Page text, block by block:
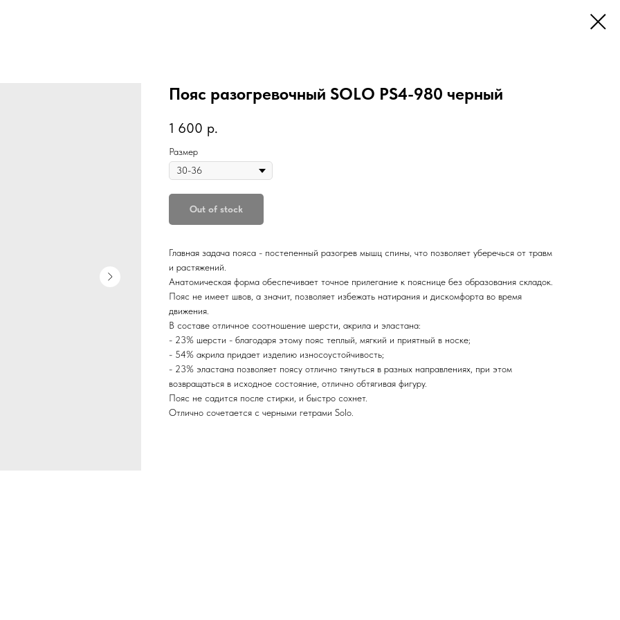
Пояс разогревочный SOLO PS4-980 черный
1 600 р.
Размер
Out of stock
Главная задача пояса - постепенный разогрев мышц спины, что позволяет уберечься от травм
и растяжений.
Анатомическая форма обеспечивает точное прилегание к пояснице без образования складок.
Пояс не имеет швов, а значит, позволяет избежать натирания и дискомфорта во время
движения.
В составе отличное соотношение шерсти, акрила и эластана:
- 23% шерсти - благодаря этому пояс теплый, мягкий и приятный в носке;
- 54% акрила придает изделию износоустойчивость;
- 23% эластана позволяет поясу отлично тянуться в разных направлениях, при этом
возвращаться в исходное состояние, отлично обтягивая фигуру.
Пояс не садится после стирки, и быстро сохнет.
Отлично сочетается с черными гетрами Solo.